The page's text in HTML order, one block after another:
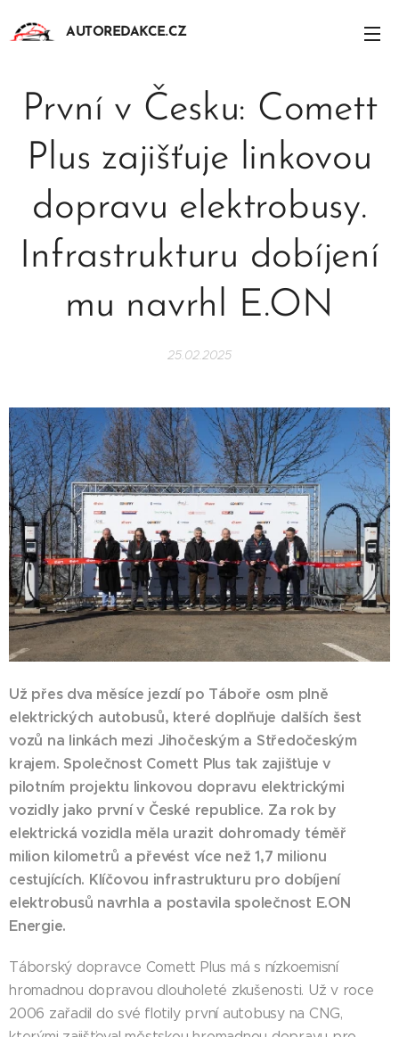
AUTOREDAKCE.CZ
První v Česku: Comett
Plus zajišťuje linkovou
dopravu elektrobusy.
Infrastrukturu dobíjení
mu navrhl E.ON
25.02.2025
Už přes dva měsíce jezdí po Táboře osm plně
elektrických autobusů, které doplňuje dalších šest
vozů na linkách mezi Jihočeským a Středočeským
krajem. Společnost Comett Plus tak zajišťuje v
pilotním projektu linkovou dopravu elektrickými
vozidly jako první v České republice. Za rok by
elektrická vozidla měla urazit dohromady téměř
milion kilometrů a převést více než 1,7 milionu
cestujících. Klíčovou infrastrukturu pro dobíjení
elektrobusů navrhla a postavila společnost E.ON
Energie.
Táborský dopravce Comett Plus má s nízkoemisní
hromadnou dopravou dlouholeté zkušenosti. Už v roce
2006 zařadil do své flotily první autobusy na CNG,